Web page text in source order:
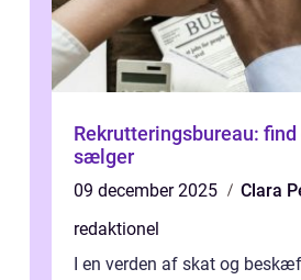
Rekrutteringsbureau:
sælger
09 december 2025
Clara
redaktionel
I en verden af skat og